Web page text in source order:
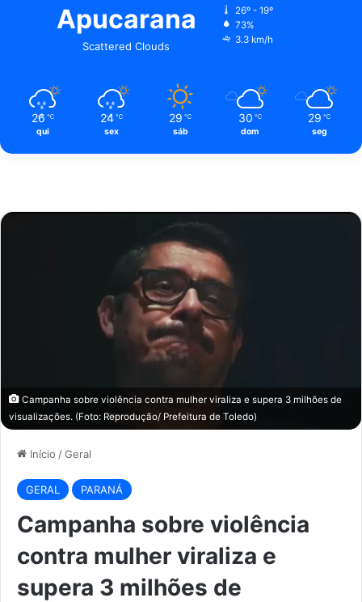
Campanha sobre violência contra mulher viraliza e supera 3 milhões de
visualizações. (Foto: Reprodução/ Prefeitura de Toledo)
Início /Geral
GERAL PARANÁ
Campanha sobre violência
contra mulher viraliza e
supera 3 milhões de
Apucarana
Scattered Clouds
26º - 19º
73%
3.3 km/h
26 ℃
qui
24 ℃
sex
29 ℃
sáb
30 ℃
dom
29 ℃
seg